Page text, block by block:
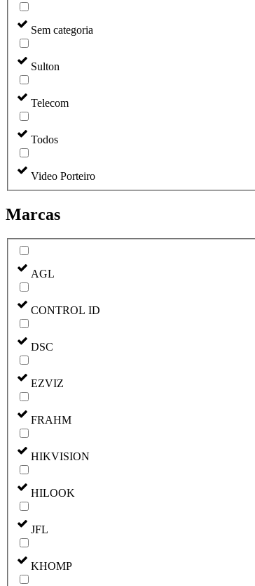
Sem categoria
Sulton
Telecom
Todos
Video Porteiro
Marcas
AGL
CONTROL ID
DSC
EZVIZ
FRAHM
HIKVISION
HILOOK
JFL
KHOMP